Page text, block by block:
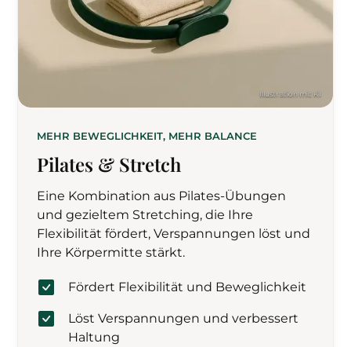
MEHR BEWEGLICHKEIT, MEHR BALANCE
Pilates & Stretch
Eine Kombination aus Pilates-Übungen
und gezieltem Stretching, die Ihre
Flexibilität fördert, Verspannungen löst und
Ihre Körpermitte stärkt.
Fördert Flexibilität und Beweglichkeit
Löst Verspannungen und verbessert
Haltung